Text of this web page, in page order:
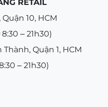
dày và trọng lượng,
mái và tự tin hơn khi sử
gọng kính khoan ốc,
bị hư hỏng. Tròng 1.61
thêm các tính năng
RETAIL
Quận 10, HCM
– 21h30)
Quận 1, HCM
– 21h30)